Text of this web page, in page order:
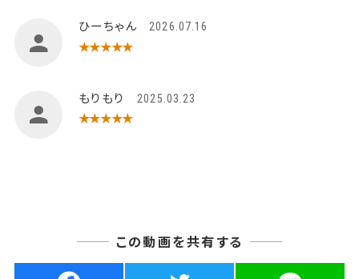
ひーちゃん 2026.07.16
★★★★★
もりもり 2025.03.23
★★★★★
この動画を共有する